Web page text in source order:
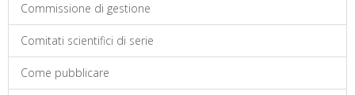
Commissione di gestione
Comitati scientifici di serie
Come pubblicare